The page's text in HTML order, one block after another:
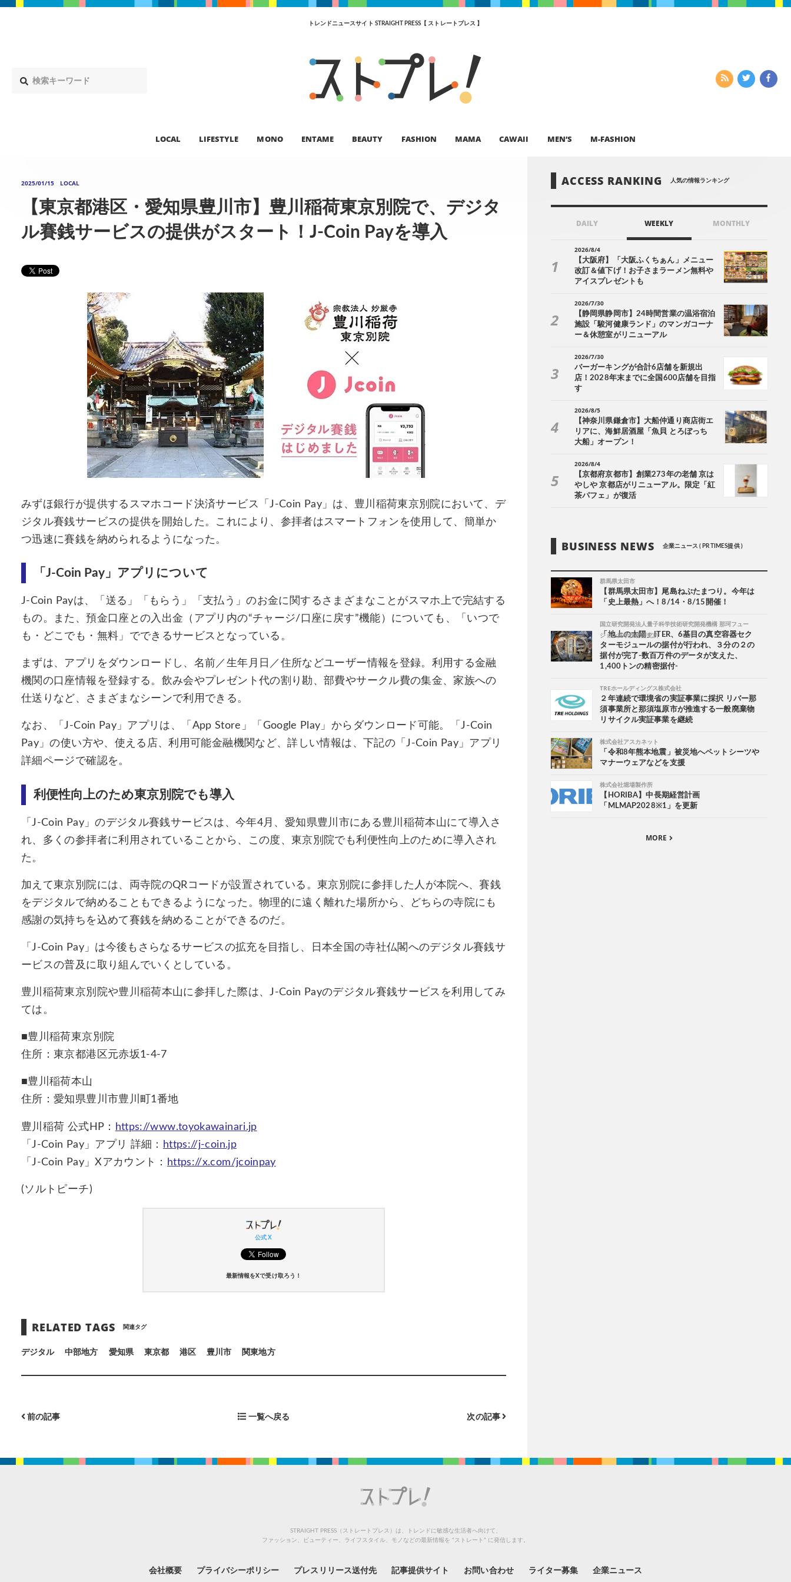
トレンドニュースサイト STRAIGHT PRESS【 ストレートプレス 】
LOCAL LIFESTYLE MONO ENTAME BEAUTY FASHION MAMA CAWAII MEN’S M-FASHION
2025/01/15 LOCAL
【東京都港区・愛知県豊川市】豊川稲荷東京別院で、デジタ
ル賽銭サービスの提供がスタート！J-Coin Payを導入
みずほ銀行が提供するスマホコード決済サービス「J-Coin Pay」は、豊川稲荷東京別院において、デ
ジタル賽銭サービスの提供を開始した。これにより、参拝者はスマートフォンを使用して、簡単か
つ迅速に賽銭を納められるようになった。
「J-Coin Pay」アプリについて
J-Coin Payは、「送る」「もらう」「支払う」のお金に関するさまざまなことがスマホ上で完結する
もの。また、預金口座との入出金（アプリ内の“チャージ/口座に戻す”機能）についても、「いつで
も・どこでも・無料」でできるサービスとなっている。
まずは、アプリをダウンロードし、名前／生年月日／住所などユーザー情報を登録。利用する金融
機関の口座情報を登録する。飲み会やプレゼント代の割り勘、部費やサークル費の集金、家族への
仕送りなど、さまざまなシーンで利用できる。
なお、「J-Coin Pay」アプリは、「App Store」「Google Play」からダウンロード可能。「J-Coin
Pay」の使い方や、使える店、利用可能金融機関など、詳しい情報は、下記の「J-Coin Pay」アプリ
詳細ページで確認を。
利便性向上のため東京別院でも導入
「J-Coin Pay」のデジタル賽銭サービスは、今年4月、愛知県豊川市にある豊川稲荷本山にて導入さ
れ、多くの参拝者に利用されていることから、この度、東京別院でも利便性向上のために導入され
た。
加えて東京別院には、両寺院のQRコードが設置されている。東京別院に参拝した人が本院へ、賽銭
をデジタルで納めることもできるようになった。物理的に遠く離れた場所から、どちらの寺院にも
感謝の気持ちを込めて賽銭を納めることができるのだ。
「J-Coin Pay」は今後もさらなるサービスの拡充を目指し、日本全国の寺社仏閣へのデジタル賽銭サ
ービスの普及に取り組んでいくとしている。
豊川稲荷東京別院や豊川稲荷本山に参拝した際は、J-Coin Payのデジタル賽銭サービスを利用してみ
ては。
■豊川稲荷東京別院
住所：東京都港区元赤坂1-4-7
■豊川稲荷本山
住所：愛知県豊川市豊川町1番地
豊川稲荷 公式HP：
https://www.toyokawainari.jp
「J-Coin Pay」アプリ 詳細：
https://j-coin.jp
「J-Coin Pay」Xアカウント：
https://x.com/jcoinpay
(ソルトピーチ)
公式 X
最新情報をXで受け取ろう！
RELATED TAGS 関連タグ
デジタル 中部地方 愛知県 東京都 港区 豊川市 関東地方
前の記事 一覧へ戻る 次の記事
ACCESS RANKING 人気の情報ランキング
DAILY WEEKLY MONTHLY
2026/8/4
【大阪府】「大阪ふくちぁん」メニュー
改訂＆値下げ！お子さまラーメン無料や
アイスプレゼントも
2026/7/30
【静岡県静岡市】24時間営業の温浴宿泊
施設「駿河健康ランド」のマンガコーナ
ー＆休憩室がリニューアル
2026/7/30
バーガーキングが合計6店舗を新規出
店！2028年末までに全国600店舗を目指
す
2026/8/5
【神奈川県鎌倉市】大船仲通り商店街エ
リアに、海鮮居酒屋「魚貝 とろぼっち
大船」オープン！
2026/8/4
【京都府京都市】創業273年の老舗 京は
やしや 京都店がリニューアル。限定「紅
茶パフェ」が復活
BUSINESS NEWS 企業ニュース ( PR TIMES提供 )
群馬県太田市
【群馬県太田市】尾島ねぷたまつり。今年は
「史上最熱」へ！8/14・8/15開催！
国立研究開発法人量子科学技術研究開発機構 那珂フュー
ジョン科学技術研究所
「地上の太陽」ITER、6基目の真空容器セク
ターモジュールの据付が行われ、３分の２の
据付が完了-数百万件のデータが支えた、
1,400トンの精密据付-
TREホールディングス株式会社
２年連続で環境省の実証事業に採択 リバー那
須事業所と那須塩原市が推進する一般廃棄物
リサイクル実証事業を継続
株式会社アスカネット
「令和8年熊本地震」被災地へペットシーツや
マナーウェアなどを支援
株式会社堀場製作所
【HORIBA】中長期経営計画
「MLMAP2028※1」を更新
MORE
STRAIGHT PRESS（ストレートプレス）は、トレンドに敏感な生活者へ向けて、
ファッション、ビューティー、ライフスタイル、モノなどの最新情報を “ストレート” に発信します。
会社概要 プライバシーポリシー プレスリリース送付先 記事提供サイト お問い合わせ ライター募集 企業ニュース